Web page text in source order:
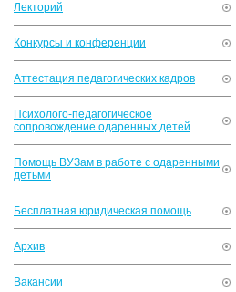
Лекторий
Конкурсы и конференции
Аттестация педагогических кадров
Психолого-педагогическое
сопровождение одаренных детей
Помощь ВУЗам в работе с одаренными
детьми
Бесплатная юридическая помощь
Архив
Вакансии